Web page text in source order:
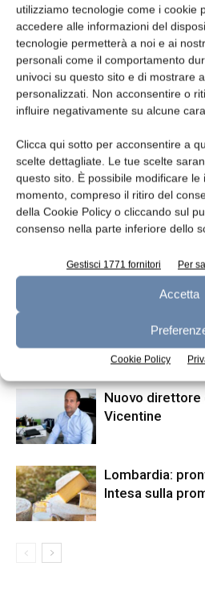
utilizziamo tecnologie come i cookie
accedere alle informazioni del
tecnologie permetterà a noi e ai
personali come il comportamento
univoci su questo sito e di mostrare
personalizzati. Non acconsentire o
influire negativamente su alcune
Clicca qui sotto per acconsentire a
scelte dettagliate. Le tue scelte
questo sito. È possibile modificare le
momento, compreso il ritiro del
della Cookie Policy o cliccando sul
consenso nella parte inferiore dello
Gestisci 1771 fornitori Per
Accetta
Cookie Policy
Scarica l’approfondimento
Articolo precedente
Canali di guida per catene
ARTICOLI CORRELATI ALTRO
Sanpaolo
Nuovo
Vicentine
Lombardia:
Intesa sulla